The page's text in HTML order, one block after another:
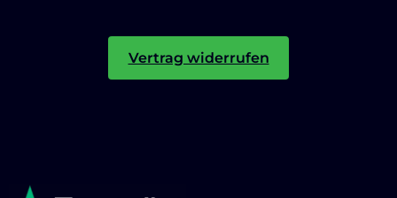
Vertrag widerrufen